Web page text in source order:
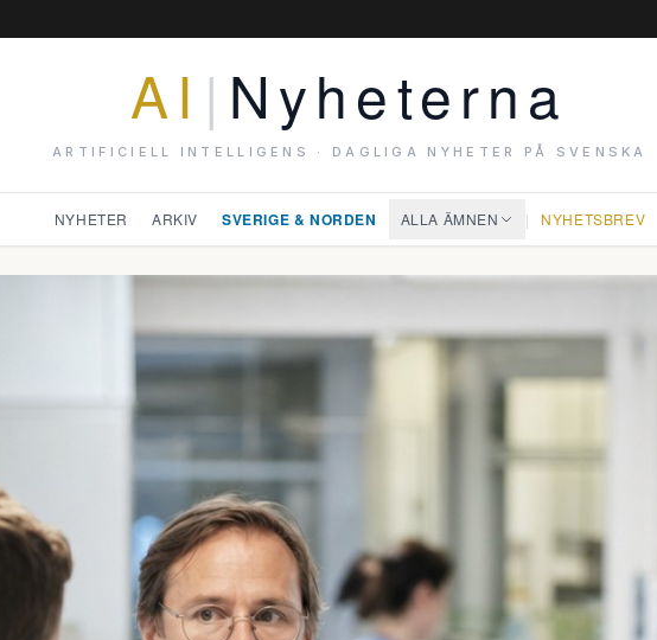
AI | Nyheterna
ARTIFICIELL INTELLIGENS · DAGLIGA NYHETER PÅ SVENSKA
NYHETER ARKIV SVERIGE & NORDEN ALLA ÄMNEN | NYHETSBREV